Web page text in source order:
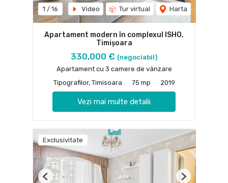
1 / 16 Video Tur virtual Harta
Apartament modern în complexul ISHO,
Timișoara
330,000 € (negociabil)
Apartament cu 3 camere de vânzare
Tipografilor, Timisoara
75 mp 2019
Vezi mai multe detalii
Exclusivitate
Previous Next